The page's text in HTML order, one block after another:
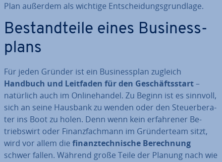
Plan außerdem als wichtige Ent­schei­dungs­grund­la­ge.
Be­stand­tei­le eines Busi­ness­
plans
Für jeden Gründer ist ein Busi­ness­plan zugleich
Handbuch und Leitfaden für den Ge­schäfts­start–
natürlich auch im On­line­han­del. Zu Beginn ist es sinnvoll,
sich an seine Hausbank zu wenden oder den Steu­er­be­ra­
ter ins Boot zu holen. Denn wenn kein er­fah­re­ner Be­
triebs­wirt oder Fi­nanz­fach­mann im Grün­der­team sitzt,
wird vor allem die fi­nanz­tech­ni­sche Be­rech­nung
schwer fallen. Während große Teile der Planung nach wie